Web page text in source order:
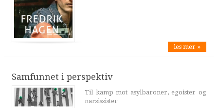
les mer »
Samfunnet i perspektiv
Til kamp mot asylbaroner, egoister og
narsissister